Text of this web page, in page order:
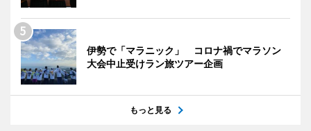
伊勢で「マラニック」 コロナ禍でマラソン
大会中止受けラン旅ツアー企画
もっと見る